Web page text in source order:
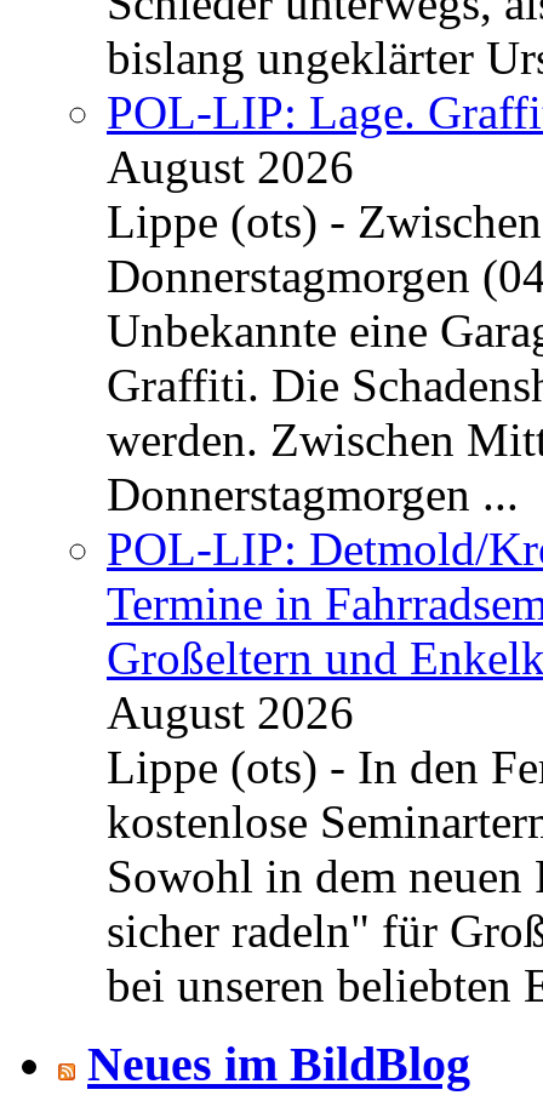
bislang ungeklärter
POL-LIP: Lage.
August 2026
Lippe (ots) -
Donnerstagmorgen
Unbekannte eine
Graffiti. Die
werden. Zwischen
Donnerstagmorgen ...
POL-LIP: Detmold/
Termine in
Großeltern und
August 2026
Lippe (ots) - In den
kostenlose
Sowohl in dem neuen
sicher radeln" für
bei unseren beliebten
Neues im BildBlog